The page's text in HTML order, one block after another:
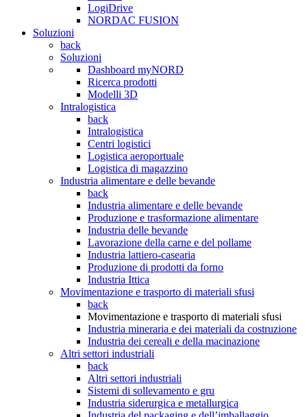
LogiDrive
NORDAC FUSION
Soluzioni
back
Soluzioni
Dashboard myNORD
Ricerca prodotti
Modelli 3D
Intralogistica
back
Intralogistica
Centri logistici
Logistica aeroportuale
Logistica di magazzino
Industria alimentare e delle bevande
back
Industria alimentare e delle bevande
Produzione e trasformazione alimentare
Industria delle bevande
Lavorazione della carne e del pollame
Industria lattiero-casearia
Produzione di prodotti da forno
Industria Ittica
Movimentazione e trasporto di materiali sfusi
back
Movimentazione e trasporto di materiali sfusi
Industria mineraria e dei materiali da costruzione
Industria dei cereali e della macinazione
Altri settori industriali
back
Altri settori industriali
Sistemi di sollevamento e gru
Industria siderurgica e metallurgica